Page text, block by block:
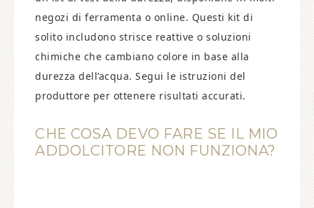
negozi di ferramenta o online. Questi kit di
solito includono strisce reattive o soluzioni
chimiche che cambiano colore in base alla
durezza dell’acqua. Segui le istruzioni del
produttore per ottenere risultati accurati.
CHE COSA DEVO FARE SE IL MIO
ADDOLCITORE NON FUNZIONA?